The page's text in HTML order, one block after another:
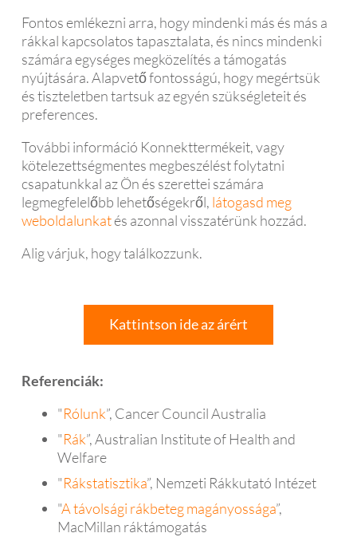
Fontos emlékezni arra, hogy mindenki más és más a
rákkal kapcsolatos tapasztalata, és nincs mindenki
számára egységes megközelítés a támogatás
nyújtására. Alapvető fontosságú, hogy megértsük
és tiszteletben tartsuk az egyén szükségleteit és
preferences.
További információ Konnekttermékeit, vagy
kötelezettségmentes megbeszélést folytatni
csapatunkkal az Ön és szerettei számára
legmegfelelőbb lehetőségekről, látogasd meg
weboldalunkatés azonnal visszatérünk hozzád.
Alig várjuk, hogy találkozzunk.
Kattintson ide az árért
Referenciák:
"Rólunk”, Cancer Council Australia
"Rák”, Australian Institute of Health and
Welfare
"Rákstatisztika”, Nemzeti Rákkutató Intézet
"A távolsági rákbeteg magányossága”,
MacMillan ráktámogatás